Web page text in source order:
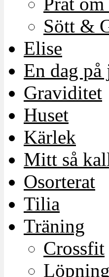
Sött &
Elise
En dag på
Graviditet
Huset
Kärlek
Mitt så
Osorterat
Tilia
Träning
Crossfit
Löpning